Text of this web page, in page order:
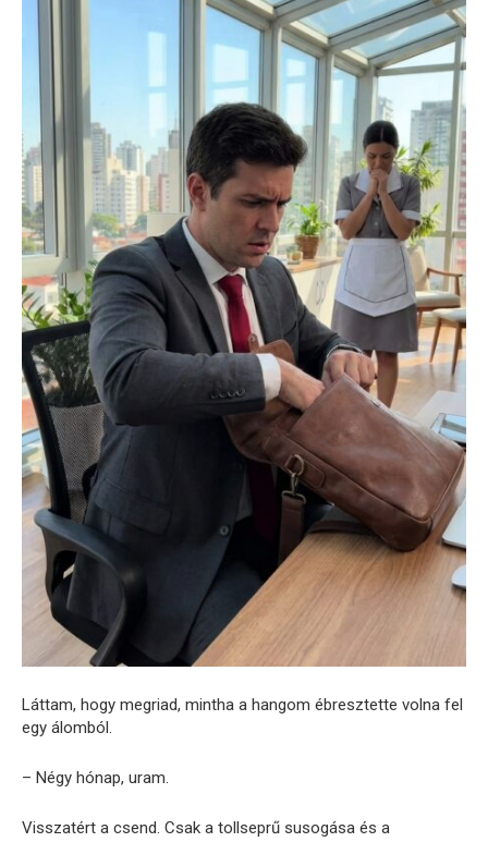
Láttam, hogy megriad, mintha a hangom ébresztette volna fel
egy álomból.
– Négy hónap, uram.
Visszatért a csend. Csak a tollseprű susogása és a